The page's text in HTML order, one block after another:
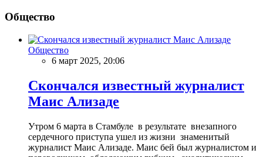
Общество
Общество
6 март 2025, 20:06
Скончался известный журналист
Маис Ализаде
Утром 6 марта в Стамбуле в результате внезапного
сердечного приступа ушел из жизни знаменитый
журналист Маис Ализаде. Маис бей был журналистом и